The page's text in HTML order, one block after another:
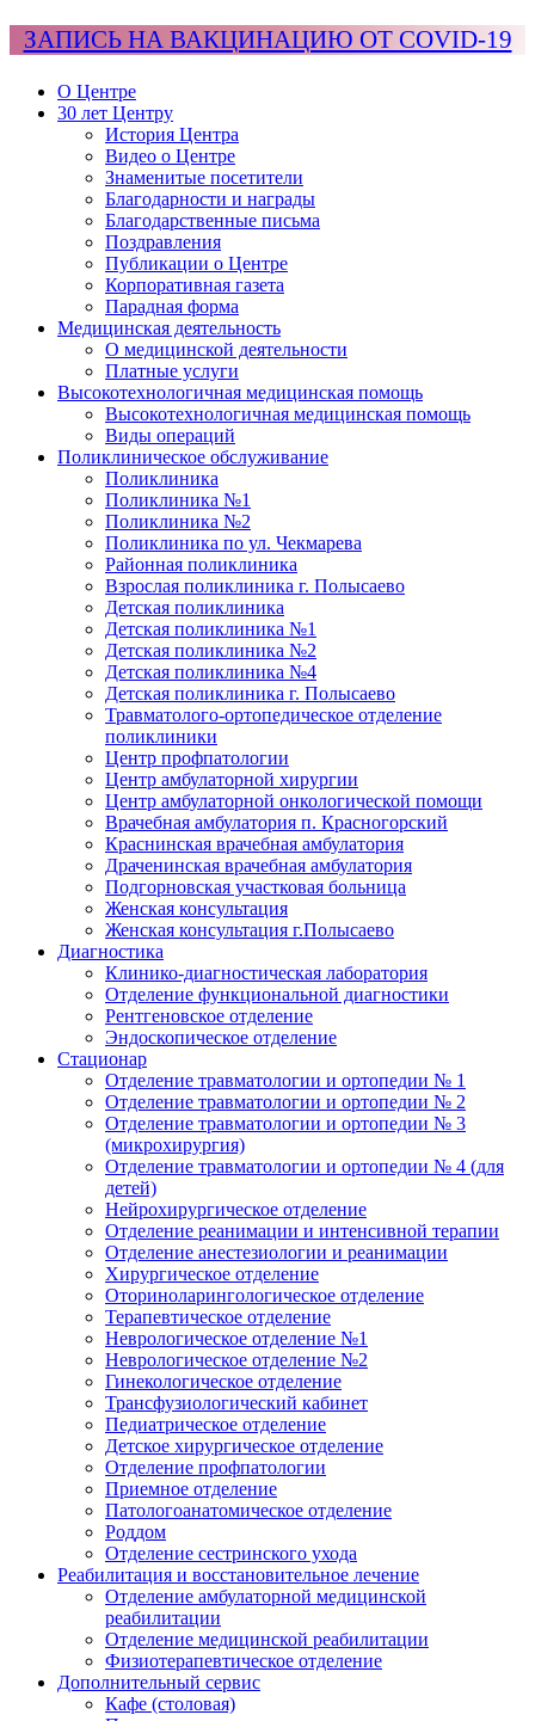
ЗАПИСЬ НА ВАКЦИНАЦИЮ ОТ COVID-19
О Центре
30 лет Центру
История Центра
Видео о Центре
Знаменитые посетители
Благодарности и награды
Благодарственные письма
Поздравления
Публикации о Центре
Корпоративная газета
Парадная форма
Медицинская деятельность
О медицинской деятельности
Платные услуги
Высокотехнологичная медицинская помощь
Высокотехнологичная медицинская помощь
Виды операций
Поликлиническое обслуживание
Поликлиника
Поликлиника №1
Поликлиника №2
Поликлиника по ул. Чекмарева
Районная поликлиника
Взрослая поликлиника г. Полысаево
Детская поликлиника
Детская поликлиника №1
Детская поликлиника №2
Детская поликлиника №4
Детская поликлиника г. Полысаево
Травматолого-ортопедическое отделение
поликлиники
Центр профпатологии
Центр амбулаторной хирургии
Центр амбулаторной онкологической помощи
Врачебная амбулатория п. Красногорский
Краснинская врачебная амбулатория
Драченинская врачебная амбулатория
Подгорновская участковая больница
Женская консультация
Женская консультация г.Полысаево
Диагностика
Клинико-диагностическая лаборатория
Отделение функциональной диагностики
Рентгеновское отделение
Эндоскопическое отделение
Стационар
Отделение травматологии и ортопедии № 1
Отделение травматологии и ортопедии № 2
Отделение травматологии и ортопедии № 3
(микрохирургия)
Отделение травматологии и ортопедии № 4 (для
детей)
Нейрохирургическое отделение
Отделение реанимации и интенсивной терапии
Отделение анестезиологии и реанимации
Хирургическое отделение
Оториноларингологическое отделение
Терапевтическое отделение
Неврологическое отделение №1
Неврологическое отделение №2
Гинекологическое отделение
Трансфузиологический кабинет
Педиатрическое отделение
Детское хирургическое отделение
Отделение профпатологии
Приемное отделение
Патологоанатомическое отделение
Роддом
Отделение сестринского ухода
Реабилитация и восстановительное лечение
Отделение амбулаторной медицинской
реабилитации
Отделение медицинской реабилитации
Физиотерапевтическое отделение
Дополнительный сервис
Кафе (столовая)